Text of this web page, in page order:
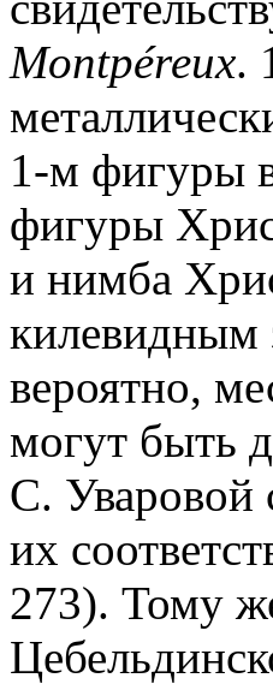
Montpéreux.
1-м фигуры
фигуры
и нимба
килевидным
вероятно,
могут быть
С. Уваровой
их
273). Тому